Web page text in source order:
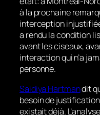
à la prochaine
interception
a rendu la condition
avant les ciseaux,
interaction qui n’a
personne.
Saidiya Hartmandit
besoin de
existait déjà.